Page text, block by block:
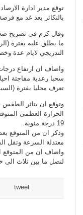
توقع مدير ادارة
بالتكاثر بعد غد مع
وقال كرم في تصريح
ما يطلق عليه بفترة
التدريجي لايام عدة
واضاف ان ارتفاع
سحبا رعدية مفاجئة
تعرف محليا بفترة
وتوقع ان يتاثر الطقس
19 درجة مئوية.
وذكر ان من المتوقع
معتدلة السرعة وتقل
واضاف ان من المتوقع
لتصل ما بين ثلاث الى
tweet